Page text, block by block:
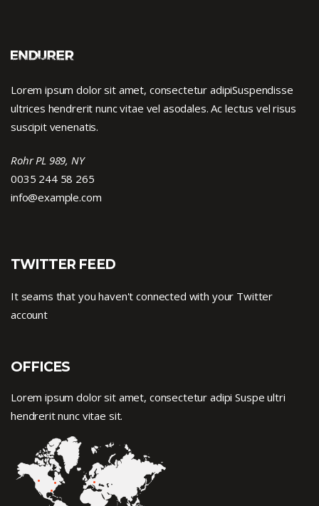
Lorem ipsum dolor sit amet, consectetur adipiSuspendisse
ultrices hendrerit nunc vitae vel asodales. Ac lectus vel risus
suscipit venenatis.
Rohr PL 989, NY
0035 244 58 265
info@example.com
TWITTER FEED
It seams that you haven't connected with your Twitter
account
OFFICES
Lorem ipsum dolor sit amet, consectetur adipi Suspe ultri
hendrerit nunc vitae sit.